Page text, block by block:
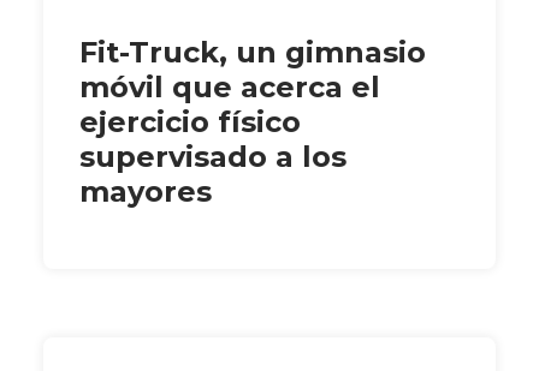
Fit-Truck, un gimnasio
móvil que acerca el
ejercicio físico
supervisado a los
mayores